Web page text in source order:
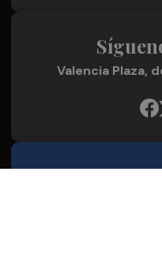
Valencia Plaza,